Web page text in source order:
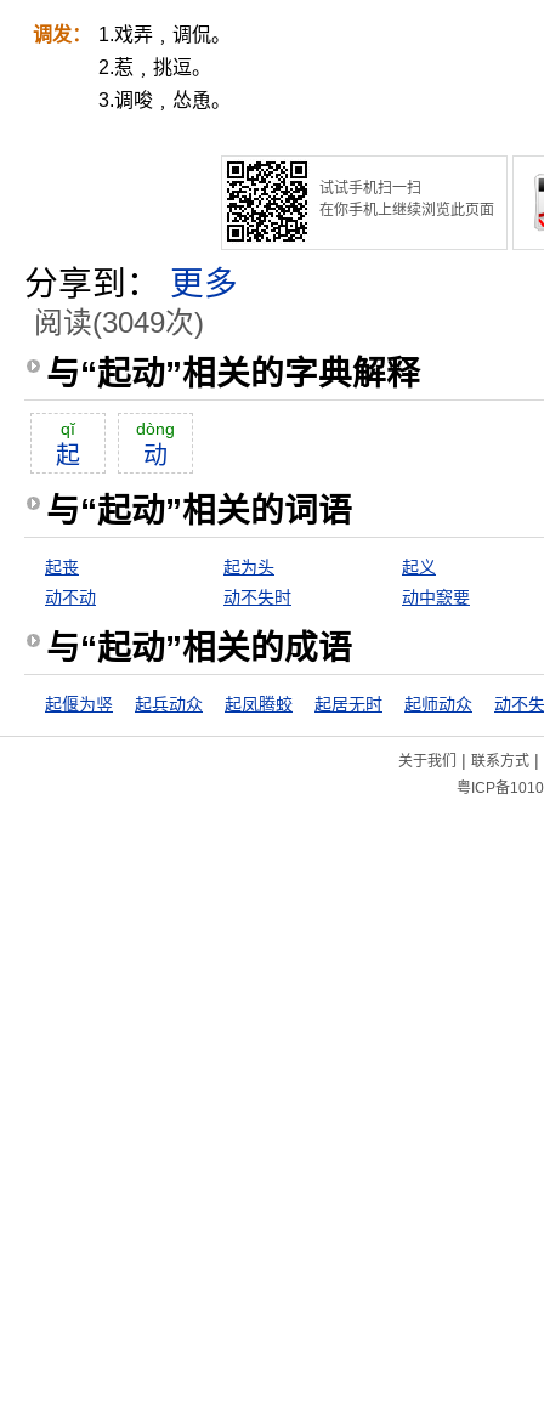
调发：
1.戏弄﹐调侃。
2.惹﹐挑逗。
3.调唆﹐怂恿。
试试手机扫一扫
在你手机上继续浏览此页面
分享到： 更多
阅读(3049次)
与“起动”相关的字典解释
qĭ
起
dòng
动
与“起动”相关的词语
起丧 起为头
起义
动不动
动不失时 动中窾要
与“起动”相关的成语
起偃为竖 起兵动众 起凤腾蛟 起居无时 起师动众 动不
关于我们 | 联系方式|
粤ICP备